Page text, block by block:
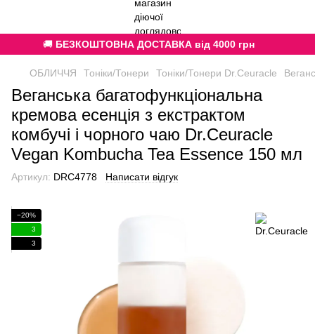
🚚 БЕЗКОШТОВНА ДОСТАВКА від 4000 грн
ОБЛИЧЧЯ Тоніки/Тонери Тоніки/Тонери Dr.Ceuracle
Веганська багатофункціональна
кремова есенція з екстрактом
комбучі і чорного чаю Dr.Ceuracle
Vegan Kombucha Tea Essence 150 мл
Артикул: DRC4778 Написати відгук
−20%
3
3